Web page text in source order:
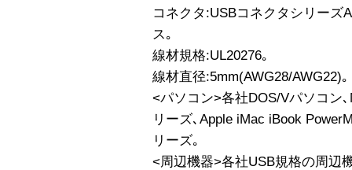
コネクタ:USBコネクタシリーズ
ス｡
線材規格:UL20276｡
線材直径:5mm(AWG28/AWG22)｡
<パソコン>各社DOS/Vパソコン
リーズ､Apple iMac iBook
リーズ｡
<周辺機器>各社USB規格の周辺